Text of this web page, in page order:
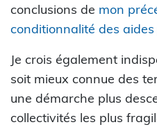
conclusions de mon
conditionnalité des aides
Je crois également
soit mieux connue des
une démarche plus
collectivités les plus